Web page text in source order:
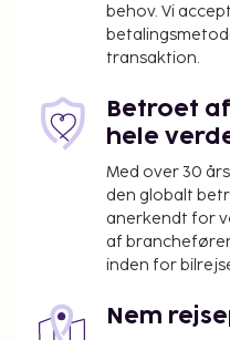
Vi har medtaget alle
overnatningsstedet har
ikke overføres
på dette
behov. Vi
transaktion.
Betroet
hele
Med over 30
den globalt
anerkendt for
af
inden for
Nem